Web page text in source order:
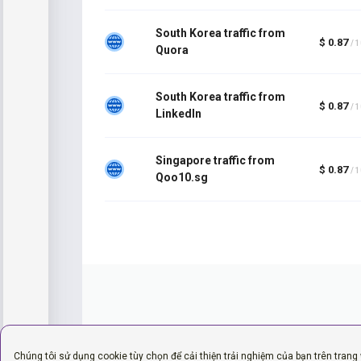
Chúng tôi sử dụng cookie tùy chọn để cải thiện trải nghiệm của bạn trên trang
South Korea traffic from
Quora
$ 0.87 /
South Korea traffic from
LinkedIn
$ 0.87 /
Singapore traffic from
Qoo10.sg
$ 0.87 /